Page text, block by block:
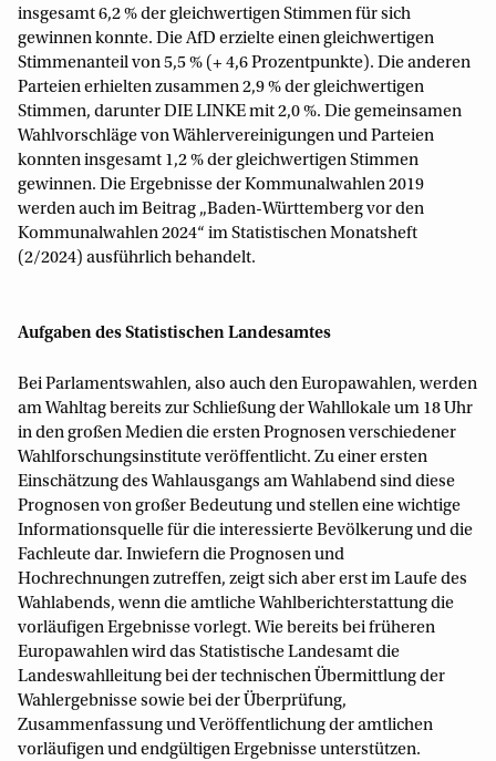
insgesamt 6,2 % der gleichwertigen Stimmen für sich
gewinnen konnte. Die AfD erzielte einen gleichwertigen
Stimmenanteil von 5,5 % (+ 4,6 Prozentpunkte). Die anderen
Parteien erhielten zusammen 2,9 % der gleichwertigen
Stimmen, darunter DIE LINKE mit 2,0 %. Die gemeinsamen
Wahlvorschläge von Wählervereinigungen und Parteien
konnten insgesamt 1,2 % der gleichwertigen Stimmen
gewinnen. Die Ergebnisse der Kommunalwahlen 2019
werden auch im Beitrag „Baden-Württemberg vor den
Kommunalwahlen 2024“ im Statistischen Monatsheft
(2/2024) ausführlich behandelt.
Aufgaben des Statistischen Landesamtes
Bei Parlamentswahlen, also auch den Europawahlen, werden
am Wahltag bereits zur Schließung der Wahllokale um 18 Uhr
in den großen Medien die ersten Prognosen verschiedener
Wahlforschungsinstitute veröffentlicht. Zu einer ersten
Einschätzung des Wahlausgangs am Wahlabend sind diese
Prognosen von großer Bedeutung und stellen eine wichtige
Informationsquelle für die interessierte Bevölkerung und die
Fachleute dar. Inwiefern die Prognosen und
Hochrechnungen zutreffen, zeigt sich aber erst im Laufe des
Wahlabends, wenn die amtliche Wahlberichterstattung die
vorläufigen Ergebnisse vorlegt. Wie bereits bei früheren
Europawahlen wird das Statistische Landesamt die
Landeswahlleitung bei der technischen Übermittlung der
Wahlergebnisse sowie bei der Überprüfung,
Zusammenfassung und Veröffentlichung der amtlichen
vorläufigen und endgültigen Ergebnisse unterstützen.